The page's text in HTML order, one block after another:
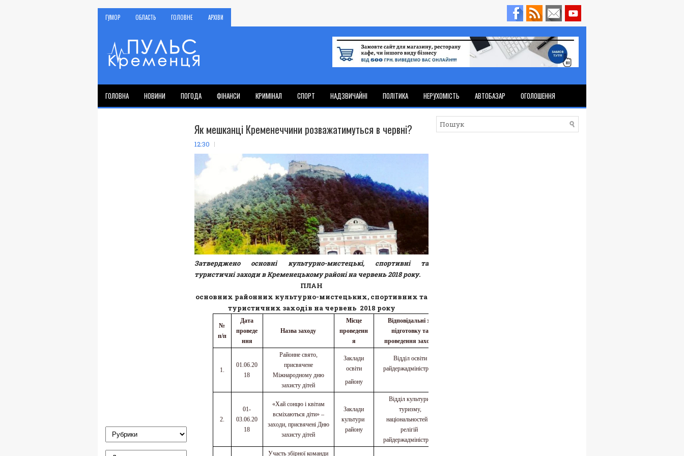
ГУМОР ОБЛАСТЬ ГОЛОВНЕ АРХІВИ
ГОЛОВНА НОВИНИ ПОГОДА ФІНАНСИ КРИМІНАЛ СПОРТ НАДЗВИЧАЙНІ ПОЛІТИКА НЕРУХОМІСТЬ АВТОБАЗАР ОГОЛОШЕННЯ
Як мешканці Кременеччини розважатимуться в червні?
12:30
Затверджено основні культурно-мистецькі, спортивні та
туристичні заходи в Кременецькому районі на червень 2018 року.
ПЛАН
основних районних культурно-мистецьких, спортивних та
туристичних заходів на червень 2018 року
№
п/п
Дата
проведе
ння
Назва заходу
Місце
проведенн
я
Відповідальні за
підготовку та
проведення заходу
1.
01.06.20
18
Районне свято,
присвячене
Міжнародному дню
захисту дітей
Заклади
освіти
району
Відділ освіти
райдержадміністрації
2.
01-
03.06.20
18
«Хай сонцю і квітам
всміхаються діти» –
заходи, присвячені Дню
захисту дітей
Заклади
культури
району
Відділ культури,
туризму,
національностей та
релігій
райдержадміністрації
Участь збірної команди